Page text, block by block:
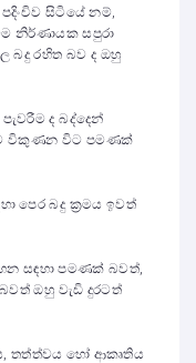
සිටියේ නම්,
නිර්ණායක සපුරා
රහිත බව ද ඔහු
ද බද්දෙන්
විකුණන විට පමණක්
පෙර බදු ක්‍රමය ඉවත්
සඳහා පමණක් බවත්,
ඔහු වැඩි දුරටත්
තත්ත්වය හෝ ආකෘතිය